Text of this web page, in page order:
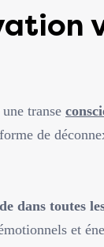
transe
de
dans toutes
et